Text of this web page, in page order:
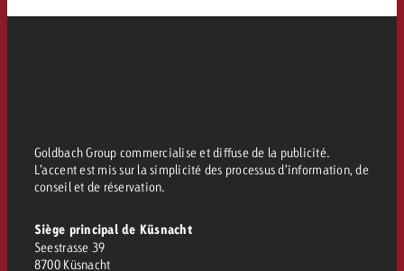
Goldbach Group commercialise et diffuse de la publicité.
L’accent est mis sur la simplicité des processus d’information, de
conseil et de réservation.
Siège principal de Küsnacht
Seestrasse 39
8700 Küsnacht